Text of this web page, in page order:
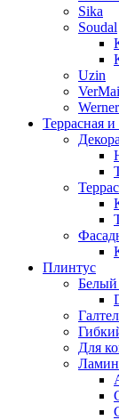
Sika
Soudal
Uzin
Террасная и
Плинтус
Белый
Для